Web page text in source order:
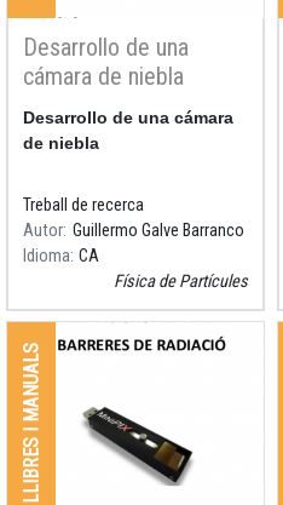
Desarrollo de una
cámara de niebla
Resum
Desarrollo de una cámara
de niebla
Treball de recerca
Autor Guillermo Galve Barranco
Idioma CA
Física de Partícules
LLIBRES I MANUALS